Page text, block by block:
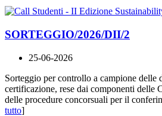
SORTEGGIO/2026/DII/2
25-06-2026
Sorteggio per controllo a campione delle
certificazione, rese dai componenti delle
delle procedure concorsuali per il
tutto]